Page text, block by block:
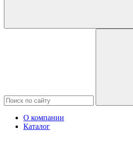
О компании
Каталог